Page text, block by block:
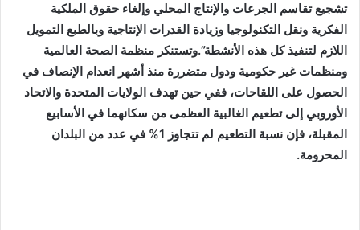
تشجيع تقاسم الجرعات والإنتاج المحلي وإلغاء حقوق الملكية
الفكرية ونقل التكنولوجيا وزيادة القدرات الإنتاجية وبالطبع التمويل
اللازم لتنفيذ كل هذه الأنشطة”.وتستنكر منظمة الصحة العالمية
ومنظمات غير حكومية ودول متضررة منذ أشهر انعدام الإنصاف في
الحصول على اللقاحات، ففي حين تهدف الولايات المتحدة والاتحاد
الأوروبي إلى تطعيم الغالبية العظمى من سكانهما في الأسابيع
المقبلة، فإن نسبة التطعيم لم تتجاوز 1% في عدد من البلدان
المحرومة.